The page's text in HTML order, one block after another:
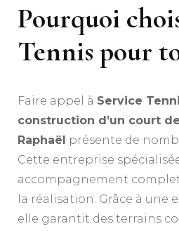
Pourquoi
Tennis pour
Faire appel à Service
construction d’un court
Raphaël
présente de
Cette entreprise
accompagnement
la réalisation. Grâce à une
elle garantit des terrains